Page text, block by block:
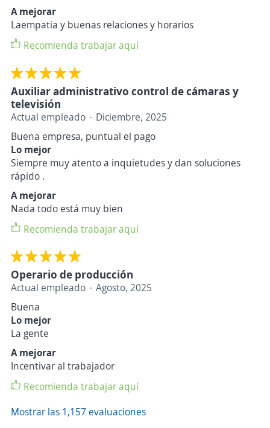
A mejorar
Laempatia y buenas relaciones y horarios
Recomienda trabajar aquí
Auxiliar administrativo control de cámaras y
televisión
Actual empleado
Diciembre, 2025
Buena empresa, puntual el pago
Lo mejor
Siempre muy atento a inquietudes y dan soluciones
rápido .
A mejorar
Nada todo está muy bien
Recomienda trabajar aquí
Operario de producción
Actual empleado
Agosto, 2025
Buena
Lo mejor
La gente
A mejorar
Incentivar al trabajador
Recomienda trabajar aquí
Mostrar las 1,157 evaluaciones